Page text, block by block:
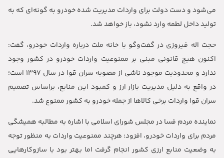
می‌شود و دست دولت برای واردات مدیریت شده خودرو به گونه‌ای که به
تولید داخل لطمه وارد نشود، باز خواهد شد.
حجت اله فیروزی در گفت‌وگو با خانه ملت درباره واردات خودرو، گفت:
اکنون هیچ قانونی مبنی بر ممنوعیت واردات خودرو در کشور وجود
ندارد و محدودیت موجود ناشی از مصوبه سران قوا در سال 1397 است؛
در واقع به دلیل مدیریت بازار ارز و کمبود این منابع، براساس تصمیم
سران قوا واردات برخی کالاها از جمله خودرو به کشور ممنوع شد.
نماینده مردم فسا در مجلس شورای اسلامی با اشاره به مطالبه همیشگی
مردم برای واردات خودرو، افزود: هرچند ممنوعیت واردات به منظور توجه
به وضعیت منابع ارزی کشور انجام گرفت اما بهتر بود با سازوکارهایی